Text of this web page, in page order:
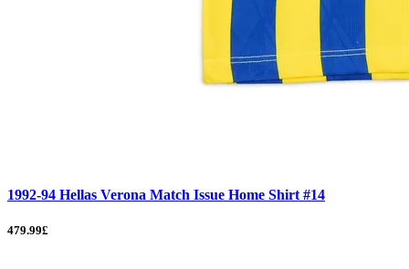
1992-94 Hellas Verona Match Issue Home Shirt #14
479.99£